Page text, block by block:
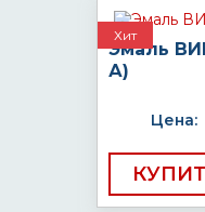
Хит
Эмаль
А)
Цена: